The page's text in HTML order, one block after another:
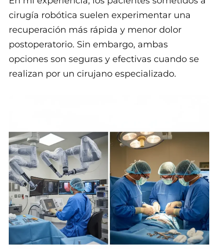
cirugía robótica suelen experimentar una
recuperación más rápida y menor dolor
postoperatorio. Sin embargo, ambas
opciones son seguras y efectivas cuando se
realizan por un cirujano especializado.